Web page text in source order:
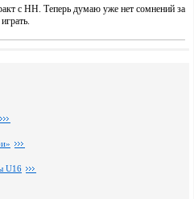
с НН. Теперь думаю уже нет сомнений за
U16